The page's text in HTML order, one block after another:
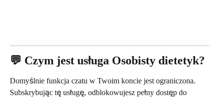
💬 Czym jest usługa Osobisty dietetyk?
Domyślnie funkcja czatu w Twoim koncie jest ograniczona.
Subskrybując tę usługę, odblokowujesz pełny dostęp do